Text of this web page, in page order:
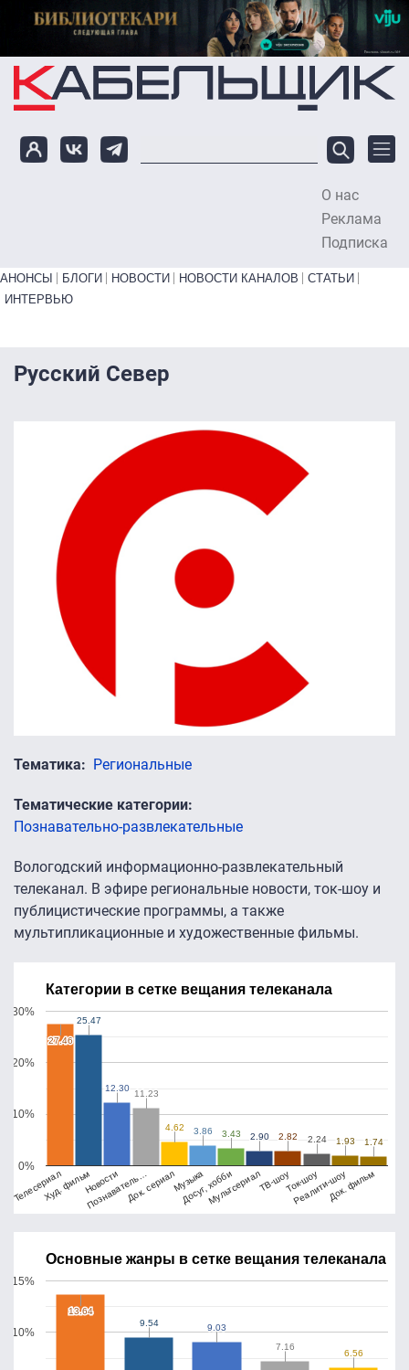
Перейти к основному содержанию
О нас
Реклама
Подписка
Primary links bottom
АНОНСЫ БЛОГИ НОВОСТИ НОВОСТИ КАНАЛОВ
СТАТЬИ
ИНТЕРВЬЮ
Русский Север
Тематика Региональные
Тематические категории
Познавательно-развлекательные
Вологодский информационно-развлекательный
телеканал. В эфире региональные новости, ток-шоу и
публицистические программы, а также
мультипликационные и художественные фильмы.
Категории в сетке вещания телеканала
ТелесериалХуд. фильмНовости
Познаватель…Док. сериалМузыка
Досуг, хоббиМультсериалТВ-шоуТок-шоу
Реалити-шоуДок. фильм
0%
10%
20%
30%
27.46
27.46
25.47
25.47
12.30
12.30
11.23
11.23
4.62
4.62 3.86
3.86 3.43
3.43 2.90
2.90 2.82
2.82 2.24
2.24 1.93
1.93 1.74
1.74
Основные жанры в сетке вещания телеканала
10%
15%
13.64
13.64
9.54
9.54 9.03
9.03
7.16
7.16
6.56
6.56